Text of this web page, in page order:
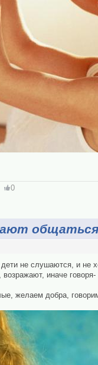
0
не слушаются, и
иначе говоря-
желаем добра,